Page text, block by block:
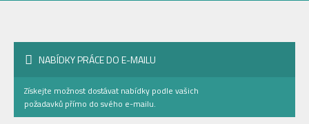
NABÍDKY PRÁCE DO E-MAILU
Získejte možnost dostávat nabídky podle vašich
požadavků přímo do svého e-mailu.